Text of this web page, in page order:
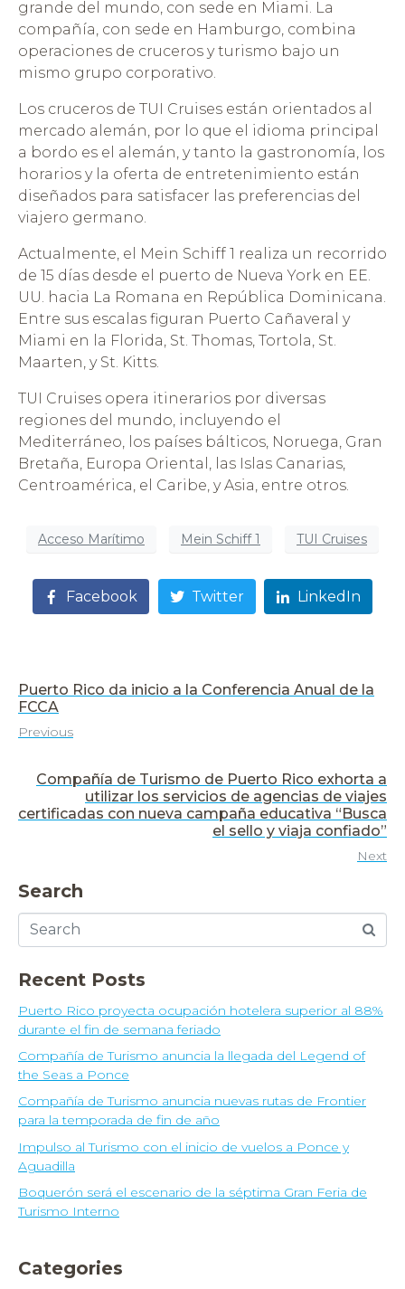
grande del mundo, con sede en Miami. La
compañía, con sede en Hamburgo, combina
operaciones de cruceros y turismo bajo un
mismo grupo corporativo.
Los cruceros de TUI Cruises están orientados al
mercado alemán, por lo que el idioma principal
a bordo es el alemán, y tanto la gastronomía, los
horarios y la oferta de entretenimiento están
diseñados para satisfacer las preferencias del
viajero germano.
Actualmente, el Mein Schiff 1 realiza un recorrido
de 15 días desde el puerto de Nueva York en EE.
UU. hacia La Romana en República Dominicana.
Entre sus escalas figuran Puerto Cañaveral y
Miami en la Florida, St. Thomas, Tortola, St.
Maarten, y St. Kitts.
TUI Cruises opera itinerarios por diversas
regiones del mundo, incluyendo el
Mediterráneo, los países bálticos, Noruega, Gran
Bretaña, Europa Oriental, las Islas Canarias,
Centroamérica, el Caribe, y Asia, entre otros.
Acceso Marítimo Mein Schiff 1 TUI Cruises
Facebook Twitter LinkedIn
Puerto Rico da inicio a la Conferencia Anual de la
FCCA
Previous
Compañía de Turismo de Puerto Rico exhorta a
utilizar los servicios de agencias de viajes
certificadas con nueva campaña educativa “Busca
el sello y viaja confiado”
Next
Search
Recent Posts
Puerto Rico proyecta ocupación hotelera superior al 88%
durante el fin de semana feriado
Compañía de Turismo anuncia la llegada del Legend of
the Seas a Ponce
Compañía de Turismo anuncia nuevas rutas de Frontier
para la temporada de fin de año
Impulso al Turismo con el inicio de vuelos a Ponce y
Aguadilla
Boquerón será el escenario de la séptima Gran Feria de
Turismo Interno
Categories